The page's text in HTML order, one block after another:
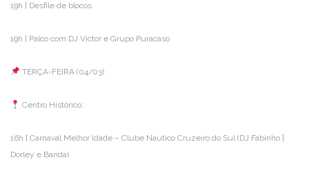
19h | Desfile de blocos
19h | Palco com DJ Victor e Grupo Puracaso
TERÇA-FEIRA (04/03)
Centro Histórico:
16h | Carnaval Melhor Idade – Clube Náutico Cruzeiro do Sul (DJ Fabinho |
Dorley e Banda)